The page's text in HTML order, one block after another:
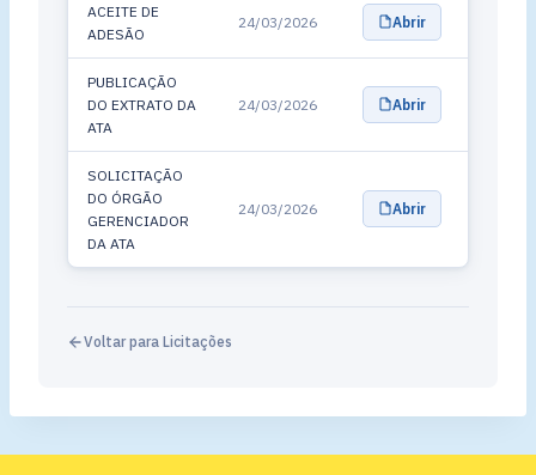
ACEITE DE
ADESÃO
24/03/2026 Abrir
PUBLICAÇÃO
DO EXTRATO DA
ATA
24/03/2026 Abrir
SOLICITAÇÃO
DO ÓRGÃO
GERENCIADOR
DA ATA
24/03/2026 Abrir
Voltar para Licitações